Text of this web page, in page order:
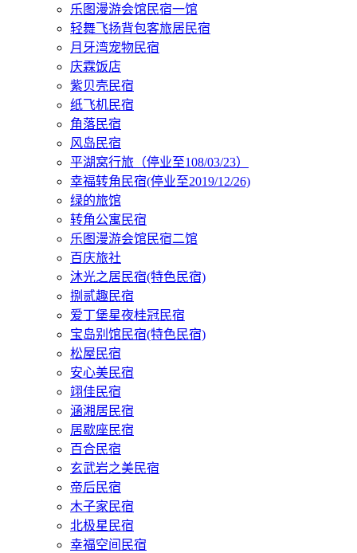
乐图漫游会馆民宿一馆
轻舞飞扬背包客旅居民宿
月牙湾宠物民宿
庆霖饭店
紫贝壳民宿
纸飞机民宿
角落民宿
风岛民宿
平湖窝行旅（停业至108/03/23）
幸福转角民宿(停业至2019/12/26)
绿的旅馆
转角公寓民宿
乐图漫游会馆民宿二馆
百庆旅社
沐光之居民宿(特色民宿)
捌贰趣民宿
爱丁堡星夜桂冠民宿
宝岛别馆民宿(特色民宿)
松屋民宿
安心美民宿
翊佳民宿
涵湘居民宿
居歇座民宿
百合民宿
玄武岩之美民宿
帝后民宿
木子家民宿
北极星民宿
幸福空间民宿